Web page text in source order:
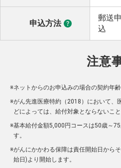
申込方法
郵送
込
注意
※ネットからのお申込みの場合の契約年
※がん先進医療特約（2018）において、
どによっては、給付対象とならないこと
※基本給付金額5,000円コースは50歳～
す。
※がんにかかわる保障は責任開始日から
始日)より開始します。